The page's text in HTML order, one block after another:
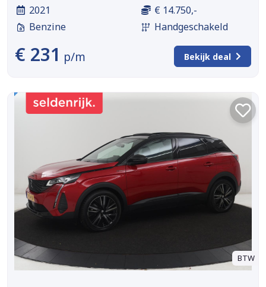
2021
Benzine
€ 14.750,-
Handgeschakeld
€ 231 p/m Bekijk deal
BTW